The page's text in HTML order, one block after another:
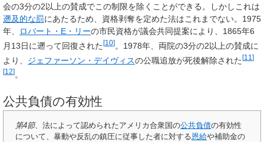
会の3分の2以上の賛成でこの制限を除くことができる。しかしこれは
遡及的な罰にあたるため、資格剥奪を定めた法はこれまでない。1975
年、
ロバート・E・リーの市民資格が議会共同提案により、1865年6
月13日に遡って回復された [10] 。1978年、両院の3分の2以上の賛成に
より、 ジェファーソン・デイヴィスの公職追放が死後解除された[11 ]
[12] 。
公共負債の有効性
第4節、法によって認められたアメリカ合衆国の公共負債の有効性
について、暴動や反乱の鎮圧に従事した者に対する恩給や補助金の